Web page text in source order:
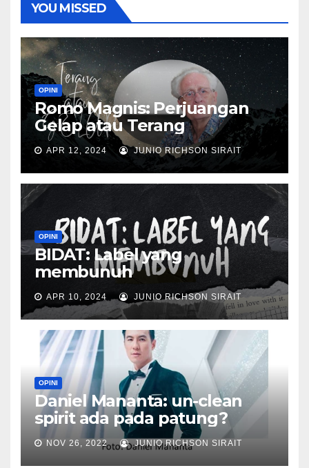
YOU MISSED
OPINI
Romo Magnis: Perjuangan
Gelap atau Terang
APR 12, 2024 JUNIO RICHSON SIRAIT
OPINI
BIDAT: Label yang
membunuh
APR 10, 2024 JUNIO RICHSON SIRAIT
OPINI
Daniel Mananta: un-clean
spirit ada pada patung?
NOV 26, 2022 JUNIO RICHSON SIRAIT